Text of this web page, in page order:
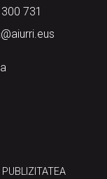
731
PUBLIZITATEA